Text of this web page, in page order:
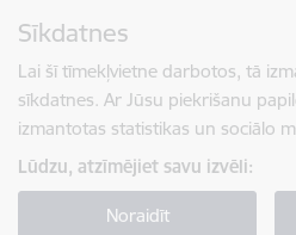
Sīkdatnes
Lai šī tīmekļvietne darbotos, tā
sīkdatnes. Ar Jūsu piekrišanu
izmantotas statistikas un sociālo
Lūdzu, atzīmējiet savu izvēli:
Noraidīt